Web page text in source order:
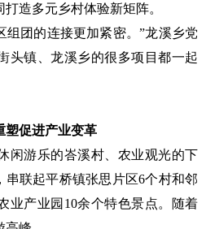
造多元乡村体验新矩阵。
团的连接更加紧密。”龙溪乡党
头镇、龙溪乡的很多项目都一起
促进产业变革
游乐的峇溪村、农业观光的下
联起平桥镇张思片区6个村和邻
业产业园10余个特色景点。随着